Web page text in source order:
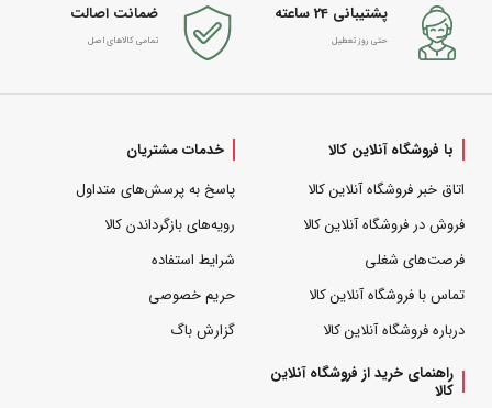
پشتیبانی 24 ساعته
حتی روز تعطیل
ضمانت اصالت
تمامی کالاهای اصل
با فروشگاه آنلاین کالا
اتاق خبر فروشگاه آنلاین کالا
فروش در فروشگاه آنلاین کالا
فرصت‌های شغلی
تماس با فروشگاه آنلاین کالا
درباره فروشگاه آنلاین کالا
خدمات مشتریان
پاسخ به پرسش‌های متداول
رویه‌های بازگرداندن کالا
شرایط استفاده
حریم خصوصی
گزارش باگ
راهنمای خرید از فروشگاه آنلاین
کالا